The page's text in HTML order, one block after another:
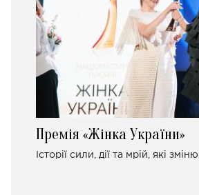
Премія «Жінка України»
Історії сили, дії та мрій, які